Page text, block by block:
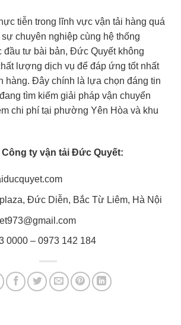
tiễn trong lĩnh vực vận tải hàng quá
chuyên nghiệp cùng hệ thống
tư bài bản, Đức Quyết không
lượng dịch vụ để đáp ứng tốt nhất
hàng. Đây chính là lựa chọn đáng tin
tìm kiếm giải pháp vận chuyển
chi phí tại phường Yên Hòa và khu
ty vận tải Đức Quyết:
Đức Diễn, Bắc Từ Liêm, Hà Nội
0000 – 0973 142 184